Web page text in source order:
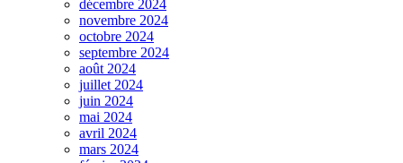
décembre 2024
novembre 2024
octobre 2024
septembre 2024
août 2024
juillet 2024
juin 2024
mai 2024
avril 2024
mars 2024